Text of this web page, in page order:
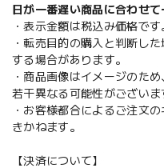
日が一番遅い商品に合わせて
・表示金額は税込み価格です
・転売目的の購入と判断し
する場合があります。
・商品画像はイメージのた
若干異なる可能性がございま
・お客様都合によるご注文
きかねます。
【決済について】